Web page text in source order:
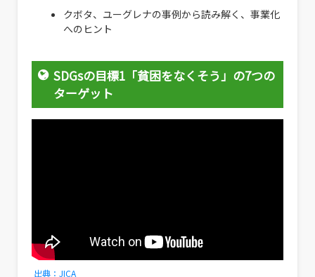
クボタ、ユーグレナの事例から読み解く、事業化
へのヒント
SDGsの目標1「貧困をなくそう」の7つの
ターゲット
出典：JICA